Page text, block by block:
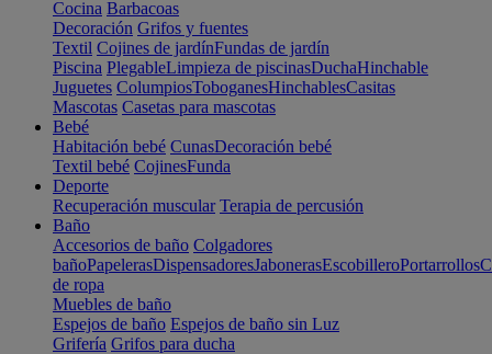
Cocina Barbacoas
Decoración Grifos y fuentes
Textil Cojines de jardínFundas de jardín
Piscina PlegableLimpieza de piscinasDuchaHinchable
Juguetes ColumpiosToboganesHinchablesCasitas
Mascotas Casetas para mascotas
Bebé
Habitación bebé CunasDecoración bebé
Textil bebé CojinesFunda
Deporte
Recuperación muscular Terapia de percusión
Baño
Accesorios de baño Colgadores
bañoPapelerasDispensadoresJabonerasEscobilleroPortarrollos
de ropa
Muebles de baño
Espejos de baño Espejos de baño sin Luz
Grifería Grifos para ducha